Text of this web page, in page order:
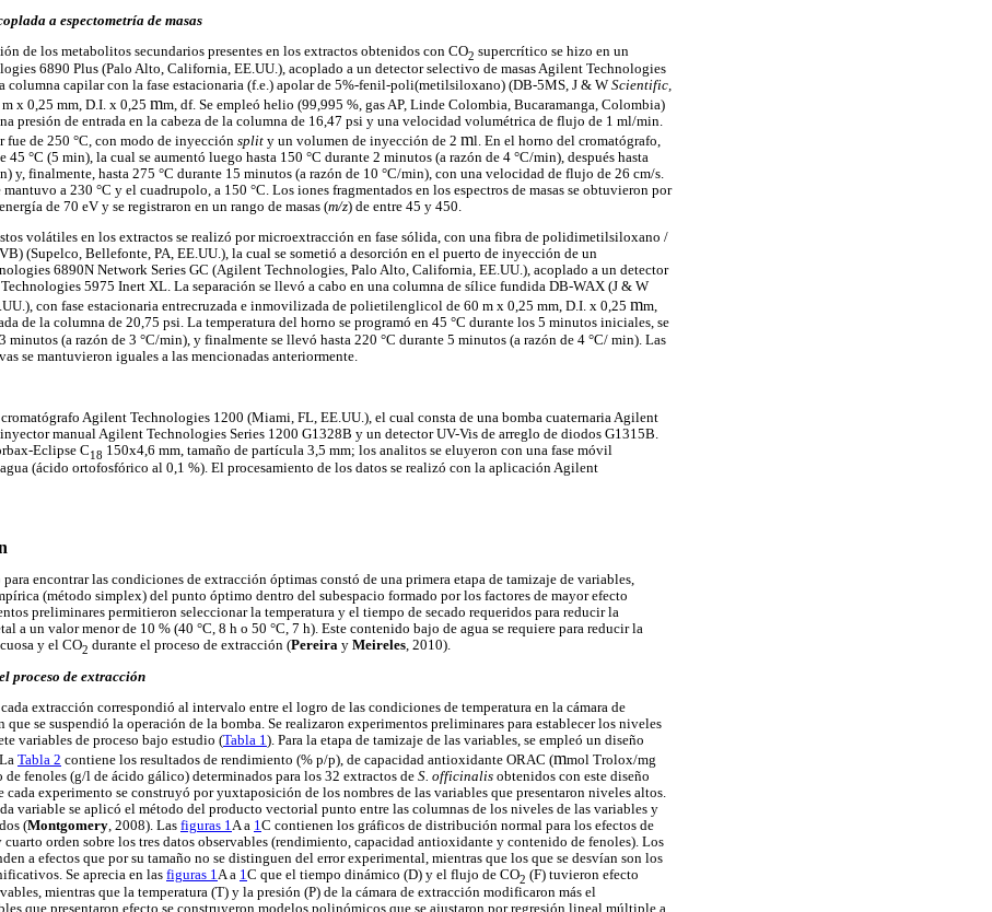
a espectometría de masas
de los metabolitos secundarios presentes en los extractos obtenidos con CO2 supercrítico se hizo en un
6890 Plus (Palo Alto, California, EE.UU.), acoplado a un detector selectivo de masas Agilent Technologies
columna capilar con la fase estacionaria (f.e.) apolar de 5%-fenil-poli(metilsiloxano) (DB-5MS, J & W Scientific,
x 0,25 mm, D.I. x 0,25 mm, df. Se empleó helio (99,995 %, gas AP, Linde Colombia, Bucaramanga, Colombia)
presión de entrada en la cabeza de la columna de 16,47 psi y una velocidad volumétrica de flujo de 1 ml/min.
fue de 250 °C, con modo de inyección split y un volumen de inyección de 2 ml. En el horno del cromatógrafo,
°C (5 min), la cual se aumentó luego hasta 150 °C durante 2 minutos (a razón de 4 °C/min), después hasta
y, finalmente, hasta 275 °C durante 15 minutos (a razón de 10 °C/min), con una velocidad de flujo de 26 cm/s.
a 230 °C y el cuadrupolo, a 150 °C. Los iones fragmentados en los espectros de masas se obtuvieron por
de 70 eV y se registraron en un rango de masas (m/z) de entre 45 y 450.
volátiles en los extractos se realizó por microextracción en fase sólida, con una fibra de polidimetilsiloxano /
(Supelco, Bellefonte, PA, EE.UU.), la cual se sometió a desorción en el puerto de inyección de un
6890N Network Series GC (Agilent Technologies, Palo Alto, California, EE.UU.), acoplado a un detector
5975 Inert XL. La separación se llevó a cabo en una columna de sílice fundida DB-WAX (J & W
con fase estacionaria entrecruzada e inmovilizada de polietilenglicol de 60 m x 0,25 mm, D.I. x 0,25 mm,
de la columna de 20,75 psi. La temperatura del horno se programó en 45 °C durante los 5 minutos iniciales, se
minutos (a razón de 3 °C/min), y finalmente se llevó hasta 220 °C durante 5 minutos (a razón de 4 °C/ min). Las
se mantuvieron iguales a las mencionadas anteriormente.
Agilent Technologies 1200 (Miami, FL, EE.UU.), el cual consta de una bomba cuaternaria Agilent
manual Agilent Technologies Series 1200 G1328B y un detector UV-Vis de arreglo de diodos G1315B.
Eclipse C18 150x4,6 mm, tamaño de partícula 3,5 mm; los analitos se eluyeron con una fase móvil
(ácido ortofosfórico al 0,1 %). El procesamiento de los datos se realizó con la aplicación Agilent
encontrar las condiciones de extracción óptimas constó de una primera etapa de tamizaje de variables,
(método simplex) del punto óptimo dentro del subespacio formado por los factores de mayor efecto
preliminares permitieron seleccionar la temperatura y el tiempo de secado requeridos para reducir la
a un valor menor de 10 % (40 °C, 8 h o 50 °C, 7 h). Este contenido bajo de agua se requiere para reducir la
y el CO2 durante el proceso de extracción (Pereira y Meireles, 2010).
proceso de extracción
extracción correspondió al intervalo entre el logro de las condiciones de temperatura en la cámara de
se suspendió la operación de la bomba. Se realizaron experimentos preliminares para establecer los niveles
variables de proceso bajo estudio (Tabla 1 ). Para la etapa de tamizaje de las variables, se empleó un diseño
Tabla 2 contiene los resultados de rendimiento (% p/p), de capacidad antioxidante ORAC (mmol Trolox/mg
fenoles (g/l de ácido gálico) determinados para los 32 extractos de S. officinalis obtenidos con este diseño
cada experimento se construyó por yuxtaposición de los nombres de las variables que presentaron niveles altos.
variable se aplicó el método del producto vectorial punto entre las columnas de los niveles de las variables y
(Montgomery, 2008). Las figuras 1A a 1C contienen los gráficos de distribución normal para los efectos de
cuarto orden sobre los tres datos observables (rendimiento, capacidad antioxidante y contenido de fenoles). Los
a efectos que por su tamaño no se distinguen del error experimental, mientras que los que se desvían son los
Se aprecia en las figuras 1A a 1C que el tiempo dinámico (D) y el flujo de CO2 (F) tuvieron efecto
mientras que la temperatura (T) y la presión (P) de la cámara de extracción modificaron más el